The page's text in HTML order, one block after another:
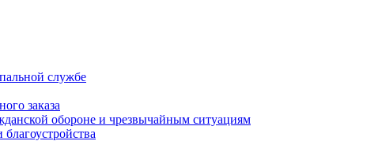
службе
заказа
обороне и чрезвычайным ситуациям